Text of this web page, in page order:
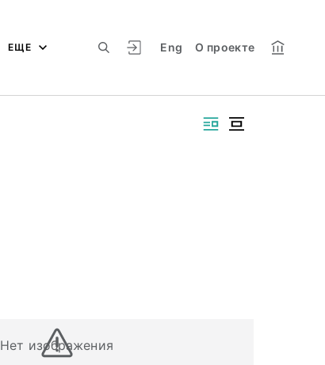
Eng О проекте
ЕЩЕ
Нет изображения